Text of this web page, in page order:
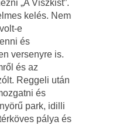
„A Viszkist”.
kelés. Nem
e
és
versenyre is.
és az
Reggeli után
és
park, idilli
pálya és